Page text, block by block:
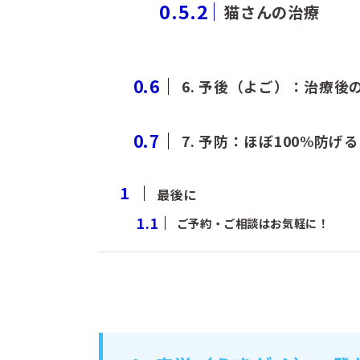
0.5.2 猫さんの治療
0.6 6. 予後（よご）：治療後
0.7 7. 予防：ほぼ100%防げ
1 最後に
1.1 ご予約・ご相談はお気軽に！